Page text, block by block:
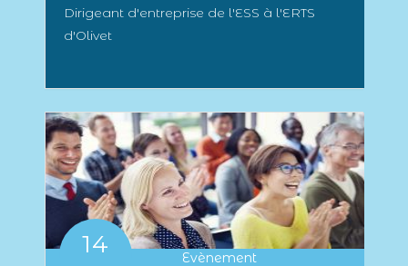
Dirigeant d'entreprise de l'ESS à l'ERTS
d'Olivet
14 Evènement